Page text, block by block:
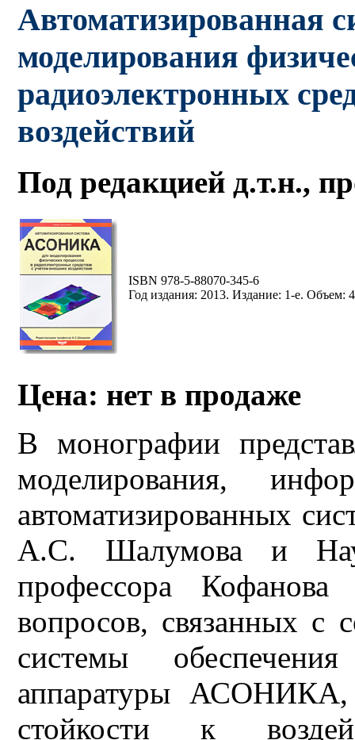
моделирования
радиоэлектронных
воздействий
Под редакцией д.т.н.,
ISBN 978-5-88070-345-6
Год издания: 2013. Издание: 1-е. Объем:
Цена: нет в продаже
В монографии
моделирования,
автоматизированных
А.С. Шалумова и
профессора
вопросов, связанных с
системы
аппаратуры АСОНИКА,
стойкости к